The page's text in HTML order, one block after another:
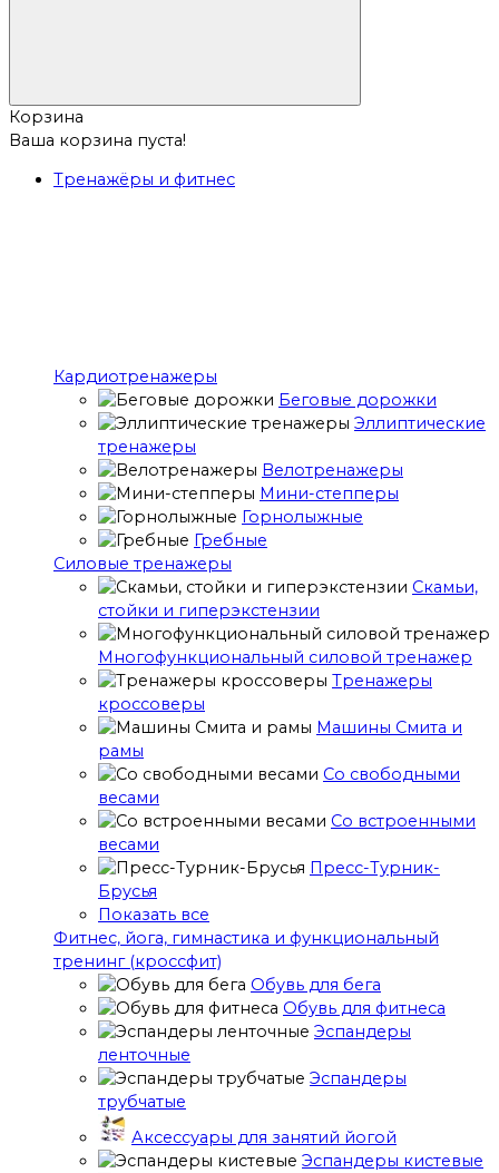
Корзина
Ваша корзина пуста!
Тренажёры и фитнес
Кардиотренажеры
Беговые дорожки
Эллиптические
тренажеры
Велотренажеры
Мини-степперы
Горнолыжные
Гребные
Cиловые тренажеры
Скамьи,
стойки и гиперэкстензии
Многофункциональный силовой тренажер
Тренажеры
кроссоверы
Машины Смита и
рамы
Со свободными
весами
Со встроенными
весами
Пресс-Турник-
Брусья
Показать все
Фитнес, йога, гимнастика и функциональный
тренинг (кроссфит)
Обувь для бега
Обувь для фитнеса
Эспандеры
ленточные
Эспандеры
трубчатые
Аксессуары для занятий йогой
Эспандеры кистевые